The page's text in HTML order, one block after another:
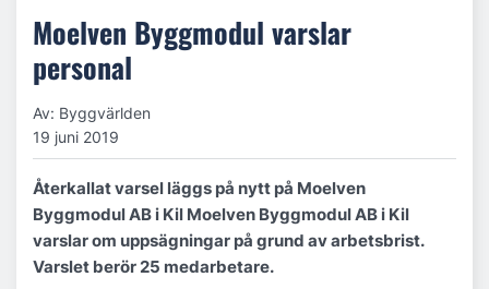
Moelven Byggmodul varslar
personal
Av: Byggvärlden
19 juni 2019
Återkallat varsel läggs på nytt på Moelven
Byggmodul AB i Kil Moelven Byggmodul AB i Kil
varslar om uppsägningar på grund av arbetsbrist.
Varslet berör 25 medarbetare.